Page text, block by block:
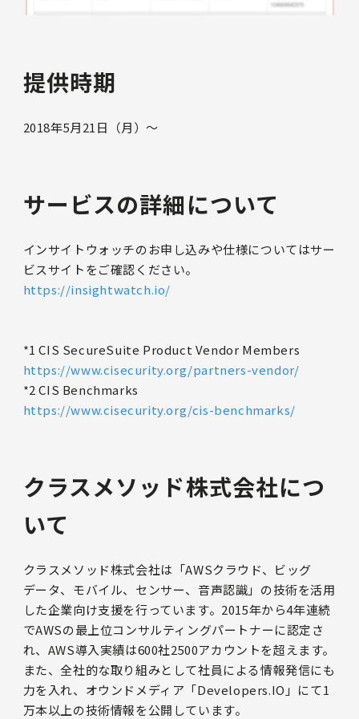
提供時期
2018年5月21日（月）〜
サービスの詳細について
インサイトウォッチのお申し込みや仕様についてはサー
ビスサイトをご確認ください。
https://insightwatch.io/
*1 CIS SecureSuite Product Vendor Members
https://www.cisecurity.org/partners-vendor/
*2 CIS Benchmarks
https://www.cisecurity.org/cis-benchmarks/
クラスメソッド株式会社につ
いて
クラスメソッド株式会社は「AWSクラウド、ビッグ
データ、モバイル、センサー、音声認識」の技術を活用
した企業向け支援を行っています。2015年から4年連続
でAWSの最上位コンサルティングパートナーに認定さ
れ、AWS導入実績は600社2500アカウントを超えます。
また、全社的な取り組みとして社員による情報発信にも
力を入れ、オウンドメディア「Developers.IO」にて1
万本以上の技術情報を公開しています。